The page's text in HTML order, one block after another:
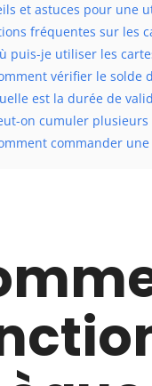
et astuces pour une
fréquentes sur les
puis-je utiliser les
vérifier le solde
est la durée de
on cumuler plusieurs
commander